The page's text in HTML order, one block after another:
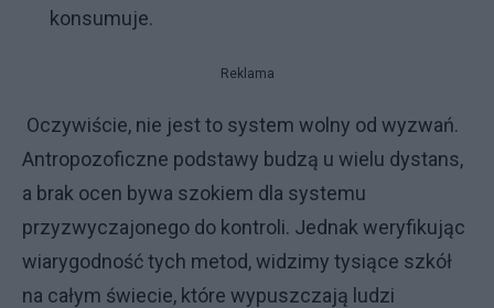
konsumuje.
Reklama
Oczywiście, nie jest to system wolny od wyzwań.
Antropozoficzne podstawy budzą u wielu dystans,
a brak ocen bywa szokiem dla systemu
przyzwyczajonego do kontroli. Jednak weryfikując
wiarygodność tych metod, widzimy tysiące szkół
na całym świecie, które wypuszczają ludzi